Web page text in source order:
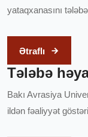
yataqxanasını
Ətraflı
Tələbə
Bakı Avrasiya
ildən fəaliyyət